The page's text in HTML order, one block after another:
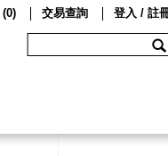
(0) 交易查詢 登入 / 註